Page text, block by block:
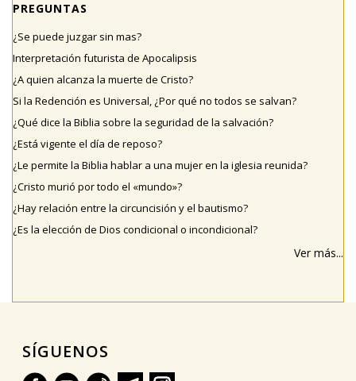
PREGUNTAS
¿Se puede juzgar sin mas?
Interpretación futurista de Apocalipsis
¿A quien alcanza la muerte de Cristo?
Si la Redención es Universal, ¿Por qué no todos se salvan?
¿Qué dice la Biblia sobre la seguridad de la salvación?
¿Está vigente el día de reposo?
¿Le permite la Biblia hablar a una mujer en la iglesia reunida?
¿Cristo murió por todo el «mundo»?
¿Hay relación entre la circuncisión y el bautismo?
¿Es la elección de Dios condicional o incondicional?
Ver más...
SÍGUENOS